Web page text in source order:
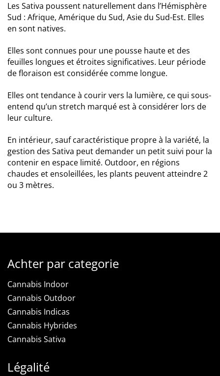
Les Sativa poussent naturellement dans l’Hémisphère
Sud : Afrique, Amérique du Sud, Asie du Sud-Est. Elles
en sont natives.
Elles sont connues pour une pousse haute et des
feuilles longues et étroites significatives. Leur période
de floraison est considérée comme longue.
Elles ont tendance à courir vers la lumière, ce qui sous-
entend qu’un stretch marqué est à considérer lors de
leur culture.
En intérieur, sauf caractéristique propre à la variété, la
gestion des Sativa peut demander un petit suivi pour la
contenir en espace limité. Outdoor, en régions
chaudes et ensoleillées, les plants peuvent atteindre 2
ou 3 mètres.
Achter par categorie
Cannabis Indoor
Cannabis Outdoor
Cannabis Indicas
Cannabis Hybrides
Cannabis Sativa
Légalité